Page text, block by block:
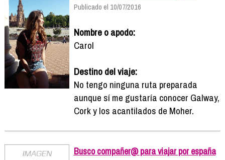
Publicado el 10/07/2016
Nombre o apodo:
Carol
Destino del viaje:
No tengo ninguna ruta preparada
aunque sí me gustaría conocer Galway,
Cork y los acantilados de Moher.
Busco compañer@ para viajar por españa